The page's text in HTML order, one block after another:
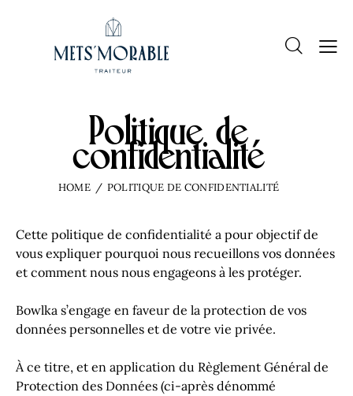
Politique de
confidentialité
HOME POLITIQUE DE CONFIDENTIALITÉ
Cette politique de confidentialité a pour objectif de
vous expliquer pourquoi nous recueillons vos données
et comment nous nous engageons à les protéger.
Bowlka s’engage en faveur de la protection de vos
données personnelles et de votre vie privée.
À ce titre, et en application du Règlement Général de
Protection des Données (ci-après dénommé